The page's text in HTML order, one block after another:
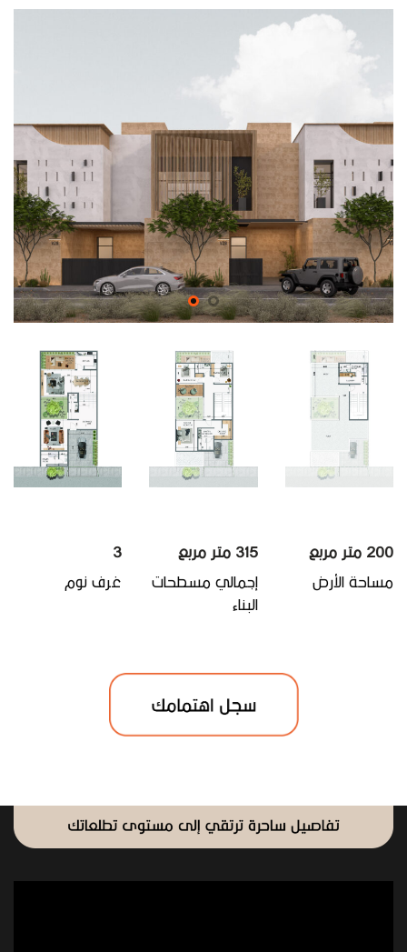
مربع
الأرض
315 متر مربع
إجمالي مسطحات
البناء
غرف نوم